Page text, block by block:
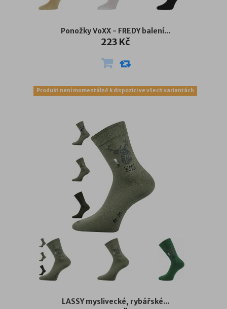
Ponožky VoXX - FREDY balení...
223 Kč
Produkt není momentálně k dispozici ve všech variantách
LASSY myslivecké, rybářské...